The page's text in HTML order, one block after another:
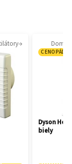
CENOPÁD
Dyson
biely